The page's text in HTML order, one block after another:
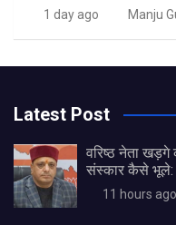
1 day ago Manju
Latest Post
वरिष्ठ नेता
संस्कार कैसे भूले:
11 hours ago